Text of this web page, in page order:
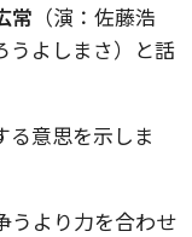
常 （演：佐藤浩
うよしまさ）と話
る意思を示しま
うより力を合わせ